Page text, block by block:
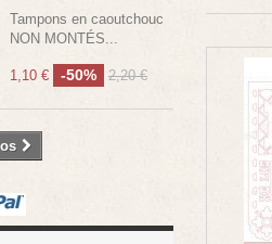
Tampons en caoutchouc
NON MONTÉS...
1,10 € -50% 2,20 €